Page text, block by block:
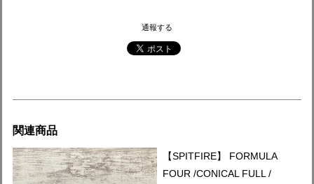
通報する
関連商品
【SPITFIRE】 FORMULA
FOUR /CONICAL FULL /